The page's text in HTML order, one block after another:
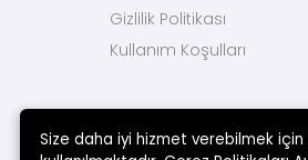
Gizlilik Politikası
Kullanım Koşulları
Size daha iyi hizmet verebilmek